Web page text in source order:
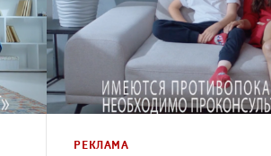
РЕКЛАМА